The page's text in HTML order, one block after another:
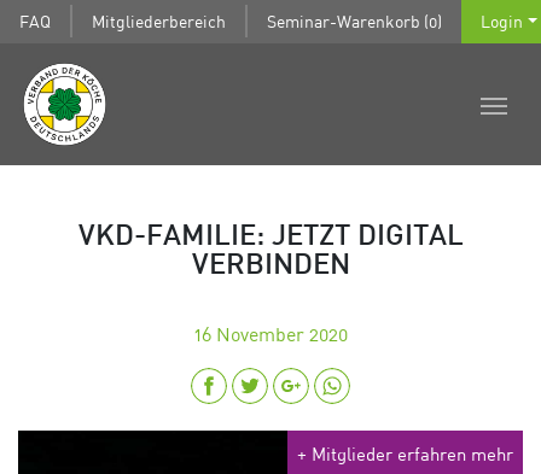
FAQ Mitgliederbereich Seminar-Warenkorb (0) Login
VKD-FAMILIE: JETZT DIGITAL
VERBINDEN
16 November 2020
+ Mitglieder erfahren mehr